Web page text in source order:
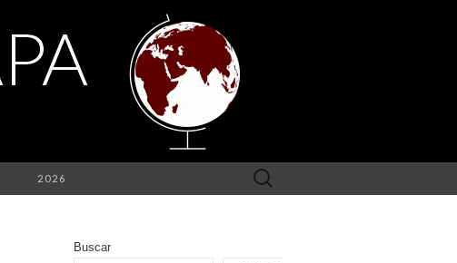
2026 Buscar:
Buscar